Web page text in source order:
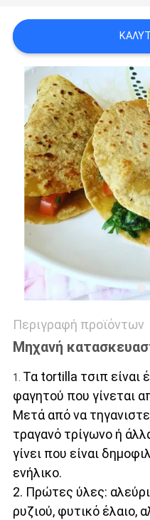
SITEMAP
PRIVACY
POLICY
Περιγραφή προϊόντων
Μηχανή
1. Τα tortilla τσιπ είναι
φαγητού που γίνεται
Μετά από να
τραγανό τρίγωνο ή
γίνει που είναι
ενήλικο.
2. Πρώτες ύλες:
ρυζιού, φυτικό έλαιο,